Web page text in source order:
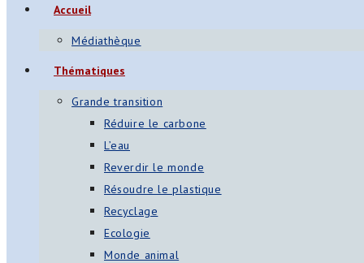
Accueil
Médiathèque
Thématiques
Grande transition
Réduire le carbone
L’eau
Reverdir le monde
Résoudre le plastique
Recyclage
Ecologie
Monde animal